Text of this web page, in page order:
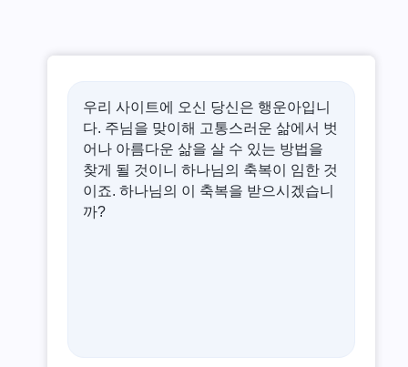
우리 사이트에 오신 당신은 행운아입니
다. 주님을 맞이해 고통스러운 삶에서 벗
어나 아름다운 삶을 살 수 있는 방법을
찾게 될 것이니 하나님의 축복이 임한 것
이죠. 하나님의 이 축복을 받으시겠습니
까?